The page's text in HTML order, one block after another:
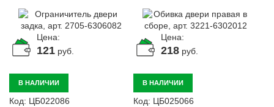
Цена:
121 руб.
В НАЛИЧИИ
Код: ЦБ022086
Цена:
218 руб.
В НАЛИЧИИ
Код: ЦБ025066